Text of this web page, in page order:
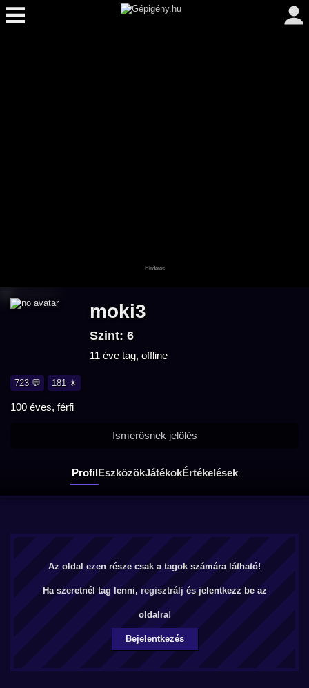
moki3
Szint: 6
11 éve tag, offline
723 💬 181 ☀
100 éves, férfi
ProfilEszközökJátékokÉrtékelések
Ismerősnek jelölés
Az oldal ezen része csak a tagok számára látható!
Ha szeretnél tag lenni, regisztrálj és jelentkezz be az
oldalra!
Bejelentkezés